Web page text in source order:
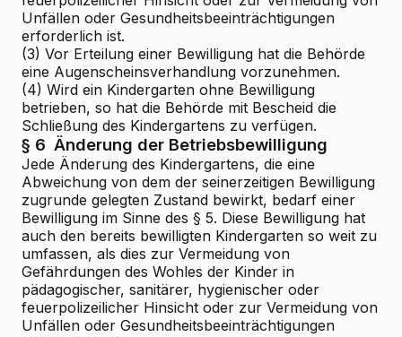
Unfällen oder Gesundheitsbeeinträchtigungen
erforderlich ist.
(3) Vor Erteilung einer Bewilligung hat die Behörde
eine Augenscheinsverhandlung vorzunehmen.
(4) Wird ein Kindergarten ohne Bewilligung
betrieben, so hat die Behörde mit Bescheid die
Schließung des Kindergartens zu verfügen.
§ 6 Änderung der Betriebsbewilligung
Jede Änderung des Kindergartens, die eine
Abweichung von dem der seinerzeitigen Bewilligung
zugrunde gelegten Zustand bewirkt, bedarf einer
Bewilligung im Sinne des § 5. Diese Bewilligung hat
auch den bereits bewilligten Kindergarten so weit zu
umfassen, als dies zur Vermeidung von
Gefährdungen des Wohles der Kinder in
pädagogischer, sanitärer, hygienischer oder
feuerpolizeilicher Hinsicht oder zur Vermeidung von
Unfällen oder Gesundheitsbeeinträchtigungen